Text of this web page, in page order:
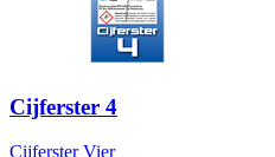
Cijferster 4
Cijferster Vier